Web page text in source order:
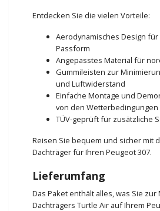
Entdecken Sie die vielen Vorteile:
Aerodynamisches Design
Passform
Angepasstes Material für
Gummileisten zur
und Luftwiderstand
Einfache Montage und
von den Wetterbedingungen
TÜV-geprüft für zusätzliche
Reisen Sie bequem und sicher mit
Dachträger für Ihren Peugeot 307.
Lieferumfang
Das Paket enthält alles, was Sie zur
Dachträgers Turtle Air auf Ihrem